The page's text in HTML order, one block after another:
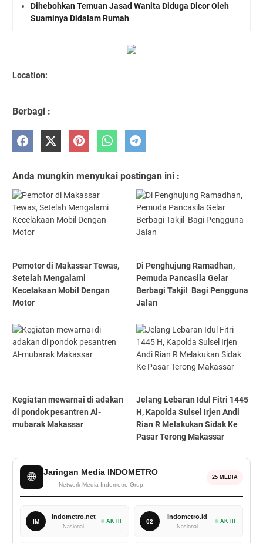
Dihebohkan Temuan Jasad Wanita Diduga Dicor Oleh
Suaminya Didalam Rumah
Location:
Berbagi :
Anda mungkin menyukai postingan ini :
Pemotor di Makassar Tewas,
Setelah Mengalami
Kecelakaan Mobil Dengan
Motor
Di Penghujung Ramadhan,
Pemuda Pancasila Gelar
Berbagi Takjil Bagi Pengguna
Jalan
Kegiatan mewarnai di adakan
di pondok pesantren Al-
mubarak Makassar
Jelang Lebaran Idul Fitri 1445
H, Kapolda Sulsel Irjen Andi
Rian R Melakukan Sidak Ke
Pasar Terong Makassar
🌐 Jaringan Media INDOMETRO
Network Media Indometro Grup
25 MEDIA
IM
Indometro.net
Nasional
AKTIF 02
Indometro.id
Nasional
AKTIF